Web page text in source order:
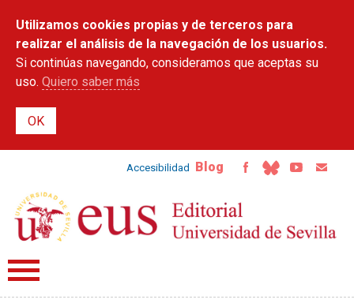
contenido
principal
Utilizamos cookies propias y de terceros para
realizar el análisis de la navegación de los usuarios.
Si continúas navegando, consideramos que aceptas su
uso. Quiero saber más
Accesibilidad Blog